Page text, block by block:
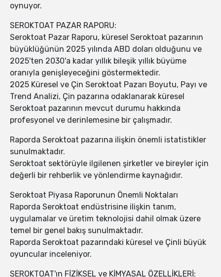
oynuyor.
SEROKTOAT PAZAR RAPORU:
Seroktoat Pazar Raporu, küresel Seroktoat pazarının
büyüklüğünün 2025 yılında ABD doları olduğunu ve
2025'ten 2030'a kadar yıllık bileşik yıllık büyüme
oranıyla genişleyeceğini göstermektedir.
2025 Küresel ve Çin Seroktoat Pazarı Boyutu, Payı ve
Trend Analizi, Çin pazarına odaklanarak küresel
Seroktoat pazarının mevcut durumu hakkında
profesyonel ve derinlemesine bir çalışmadır.
Raporda Seroktoat pazarına ilişkin önemli istatistikler
sunulmaktadır.
Seroktoat sektörüyle ilgilenen şirketler ve bireyler için
değerli bir rehberlik ve yönlendirme kaynağıdır.
Seroktoat Piyasa Raporunun Önemli Noktaları
Raporda Seroktoat endüstrisine ilişkin tanım,
uygulamalar ve üretim teknolojisi dahil olmak üzere
temel bir genel bakış sunulmaktadır.
Raporda Seroktoat pazarındaki küresel ve Çinli büyük
oyuncular inceleniyor.
SEROKTOAT'ın FİZİKSEL ve KİMYASAL ÖZELLİKLERİ: